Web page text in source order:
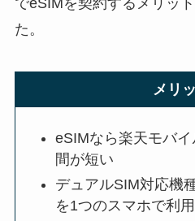
た。
メリ
eSIMなら楽天モバ
間が短い
デュアルSIM対応機
を1つのスマホで利